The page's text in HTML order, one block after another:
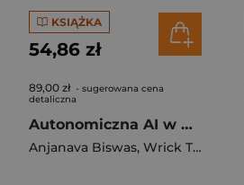
KSIĄŻKA
54,86 zł
89,00 zł - sugerowana cena
detaliczna
Autonomiczna AI w praktyce. Jak budować inteligentne systemy zdolne do rozumowania, planowania i adaptacji
Anjanava Biswas, Wrick Talukdar